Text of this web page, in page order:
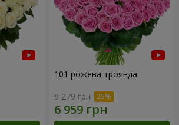
101 рожева троянда
9 279 грн